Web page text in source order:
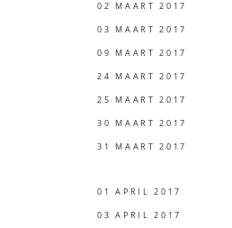
02 MAART 2017
03 MAART 2017
09 MAART 2017
24 MAART 2017
25 MAART 2017
30 MAART 2017
31 MAART 2017
01 APRIL 2017
03 APRIL 2017